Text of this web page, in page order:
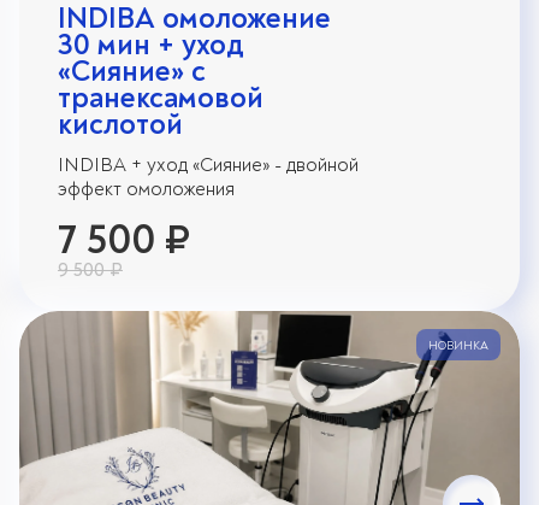
INDIBA омоложение
30 мин + уход
«Сияние» с
транексамовой
кислотой
INDIBA + уход «Сияние» - двойной
эффект омоложения
7 500 ₽
9 500 ₽
НОВИНКА